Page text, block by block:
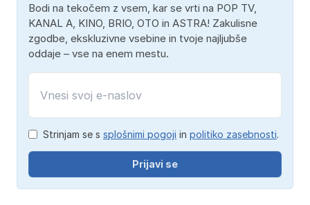
Bodi na tekočem z vsem, kar se vrti na POP TV,
KANAL A, KINO, BRIO, OTO in ASTRA! Zakulisne
zgodbe, ekskluzivne vsebine in tvoje najljubše
oddaje – vse na enem mestu.
Strinjam se s splošnimi pogoji in politiko zasebnosti.
Prijavi se